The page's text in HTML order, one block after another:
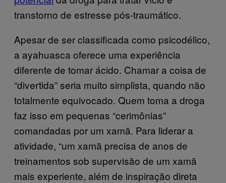
transtorno de estresse pós-traumático.
Apesar de ser classificada como psicodélico,
a ayahuasca oferece uma experiência
diferente de tomar ácido. Chamar a coisa de
“divertida” seria muito simplista, quando não
totalmente equivocado. Quem toma a droga
faz isso em pequenas “cerimônias”
comandadas por um xamã. Para liderar a
atividade, “um xamã precisa de anos de
treinamentos sob supervisão de um xamã
mais experiente, além de inspiração direta